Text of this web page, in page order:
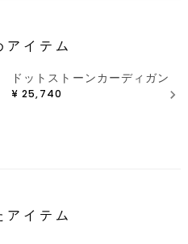
アイテム
ドットストーンカーディガン
¥ 25,740
アイテム